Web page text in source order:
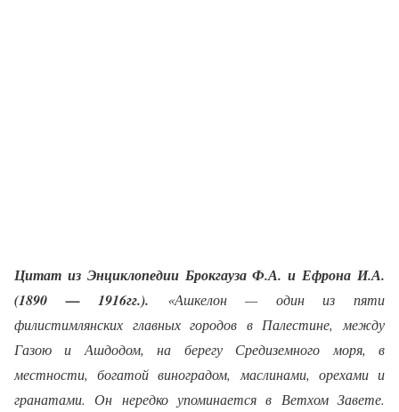
Цитат из Энциклопедии Брокгауза Ф.А. и Ефрона И.А.
(1890 — 1916гг.). «Ашкелон — один из пяти
филистимлянских главных городов в Палестине, между
Газою и Ашдодом, на берегу Средиземного моря, в
местности, богатой виноградом, маслинами, орехами и
гранатами. Он нередко упоминается в Ветхом Завете.